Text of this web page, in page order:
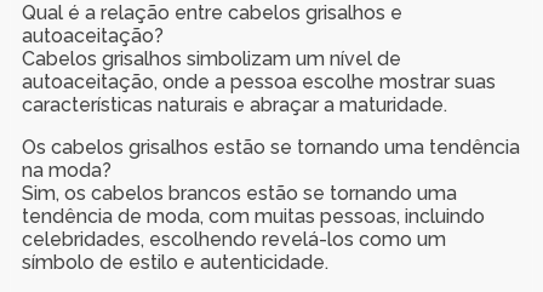
Qual é a relação entre cabelos grisalhos e
autoaceitação?
Cabelos grisalhos simbolizam um nível de
autoaceitação, onde a pessoa escolhe mostrar suas
características naturais e abraçar a maturidade.
Os cabelos grisalhos estão se tornando uma tendência
na moda?
Sim, os cabelos brancos estão se tornando uma
tendência de moda, com muitas pessoas, incluindo
celebridades, escolhendo revelá-los como um
símbolo de estilo e autenticidade.